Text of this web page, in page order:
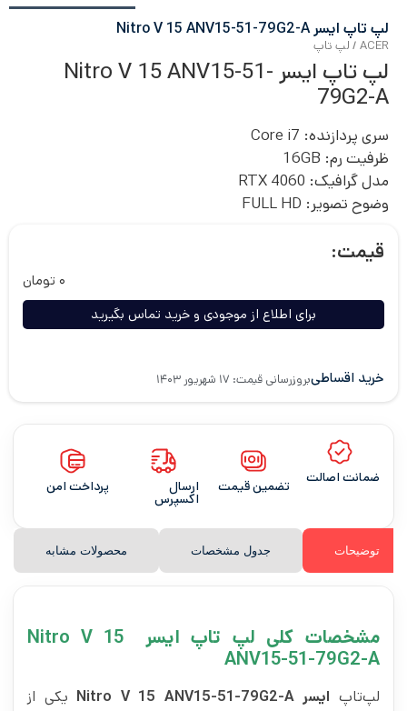
لپ تاپ ایسر Nitro V 15 ANV15-51-79G2-A
ACER
/ لپ تاپ
لپ تاپ ایسر Nitro V 15 ANV15-51-
79G2-A
سری پردازنده: Core i7
ظرفیت رم: 16GB
مدل گرافیک: RTX 4060
وضوح تصویر: FULL HD
قیمت:
۰ تومان
برای اطلاع از موجودی و خرید تماس بگیرید
خرید اقساطیبروزرسانی قیمت: ۱۷ شهریور ۱۴۰۳
ضمانت اصالت تضمین قیمت ارسال
اکسپرس
پرداخت امن
توضیحات جدول مشخصات محصولات مشابه
مشخصات کلی لپ تاپ ایسر Nitro V 15
ANV15-51-79G2-A
لپ‌تاپ ایسر Nitro V 15 ANV15-51-79G2-A
یکی از